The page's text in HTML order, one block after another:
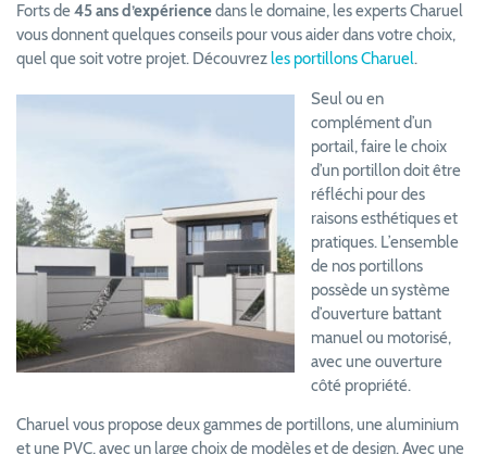
Forts de45 ans d’expériencedans le domaine, les experts Charuel
vous donnent quelques conseils pour vous aider dans votre choix,
quel que soit votre projet. Découvrezles portillons Charuel.
Seul ou en
complément d’un
portail, faire le choix
d’un portillon doit être
réfléchi pour des
raisons esthétiques et
pratiques. L’ensemble
de nos portillons
possède un système
d’ouverture battant
manuel ou motorisé,
avec une ouverture
côté propriété.
Charuel vous propose deux gammes de portillons, une aluminium
et une PVC, avec un large choix de modèles et de design. Avec une